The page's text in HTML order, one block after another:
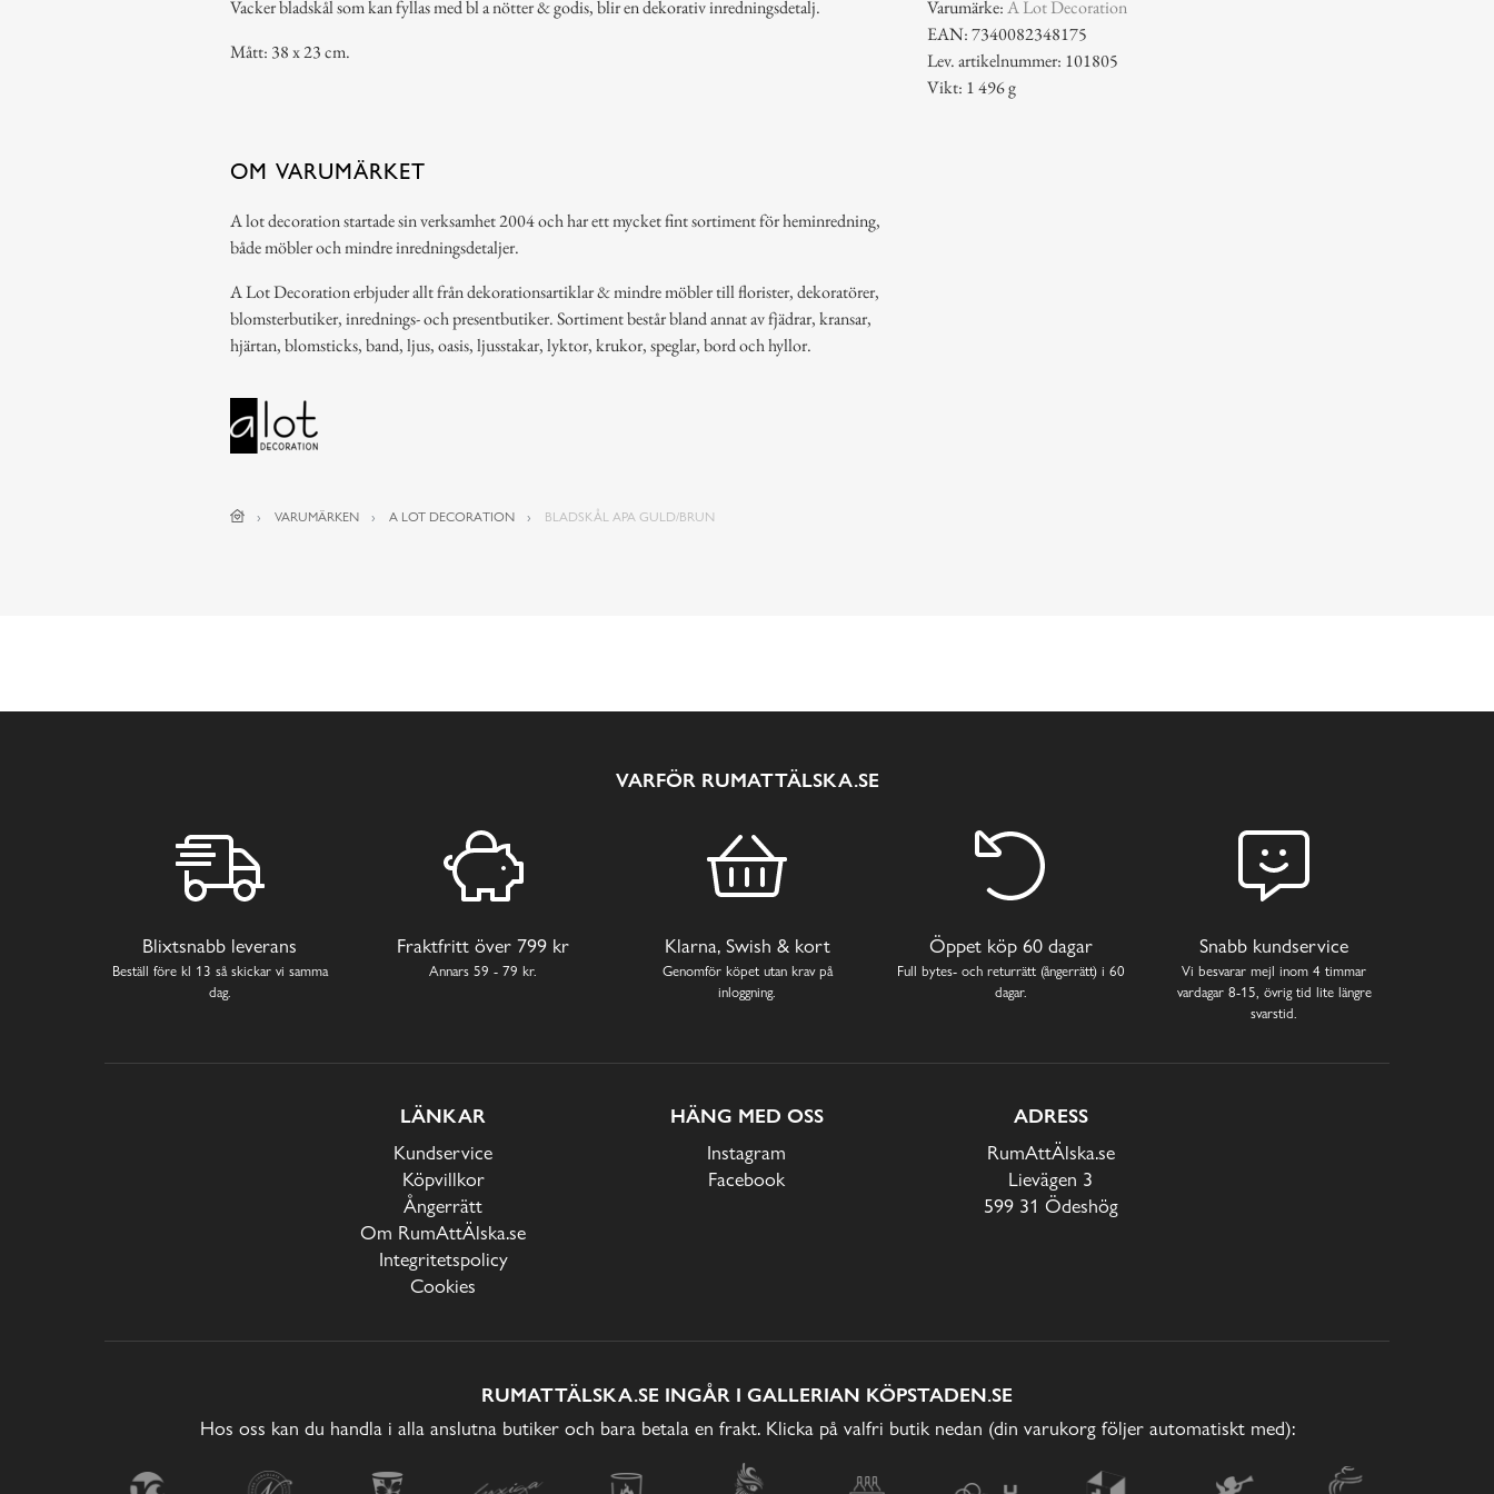
Vacker bladskål som kan fyllas med bl a nötter & godis, blir en dekorativ inredningsdetalj.
Mått: 38 x 23 cm.
Varumärke:A Lot Decoration
EAN: 7340082348175
Lev. artikelnummer: 101805
Vikt: 1 496 g
OM VARUMÄRKET
A lot decoration startade sin verksamhet 2004 och har ett mycket fint sortiment för heminredning,
både möbler och mindre inredningsdetaljer.
A Lot Decoration erbjuder allt från dekorationsartiklar & mindre möbler till florister, dekoratörer,
blomsterbutiker, inrednings- och presentbutiker. Sortiment består bland annat av fjädrar, kransar,
hjärtan, blomsticks, band, ljus, oasis, ljusstakar, lyktor, krukor, speglar, bord och hyllor.
VARUMÄRKEN A LOT DECORATION BLADSKÅL APA GULD/BRUN
VARFÖR RUMATTÄLSKA.SE
Blixtsnabb leverans
Beställ före kl 13 så skickar vi samma
dag.
Fraktfritt över 799 kr
Annars 59 - 79 kr.
Klarna, Swish & kort
Genomför köpet utan krav på
inloggning.
Öppet köp 60 dagar
Full bytes- och returrätt (ångerrätt) i 60
dagar.
Snabb kundservice
Vi besvarar mejl inom 4 timmar
vardagar 8-15, övrig tid lite längre
svarstid.
LÄNKAR
Kundservice
Köpvillkor
Ångerrätt
Om RumAttÄlska.se
Integritetspolicy
Cookies
HÄNG MED OSS
Instagram
Facebook
ADRESS
RumAttÄlska.se
Lievägen 3
599 31 Ödeshög
RUMATTÄLSKA.SE INGÅR I GALLERIAN KÖPSTADEN.SE
Hos oss kan du handla i alla anslutna butiker och bara betala en frakt. Klicka på valfri butik nedan (din varukorg följer automatiskt med):